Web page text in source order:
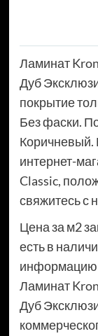
Ламинат
Дуб
покрытие
Без фаски.
Коричневый.
интернет-
Classic,
свяжитесь с
Цена за м2
есть в
информацию
Ламинат
Дуб